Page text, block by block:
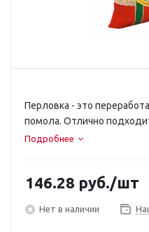
Перловка - это переработанный ячмень крупного
помола. Отлично
перловой каши и для
который улучшает
"кашей красоты".
Подробнее
146.28 руб./шт
Нет в наличии